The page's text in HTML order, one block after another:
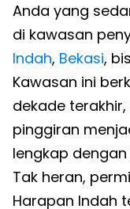
Anda yang
di kawasan
Indah, Bekasi,
Kawasan ini
dekade
pinggiran
lengkap
Tak heran,
Harapan Indah